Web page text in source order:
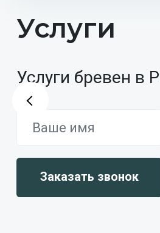
Услуги
Услуги бревен в